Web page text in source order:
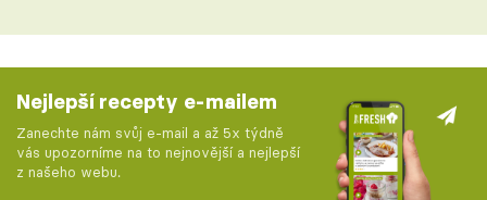
Nejlepší recepty e-mailem
Zanechte nám svůj e-mail a až 5x týdně
vás upozorníme na to nejnovější a nejlepší
z našeho webu.